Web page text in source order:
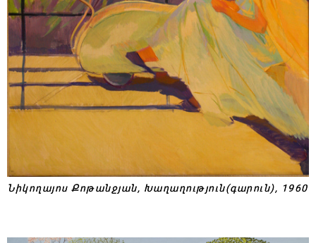
Նիկողայոս Քոթանջյան, Խաղաղություն(գարուն), 1960